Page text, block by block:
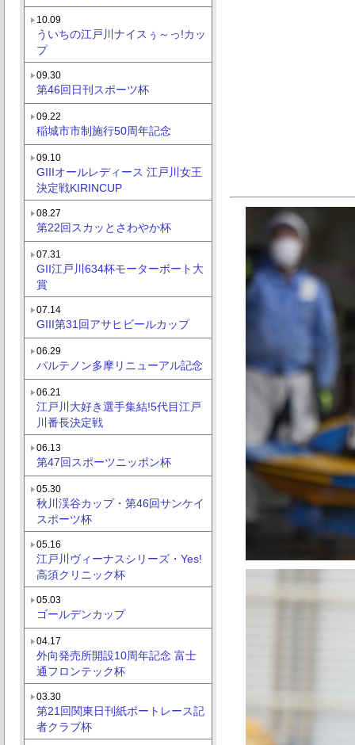
10.09
ういちの江戸川ナイスぅ～っ!カッ
プ
09.30
第46回日刊スポーツ杯
09.22
稲城市市制施行50周年記念
09.10
GIIIオールレディース 江戸川女王
決定戦KIRINCUP
08.27
第22回スカッとさわやか杯
07.31
GII江戸川634杯モーターボート大
賞
07.14
GIII第31回アサヒビールカップ
06.29
パルテノン多摩リニューアル記念
06.21
江戸川大好き選手集結!5代目江戸
川番長決定戦
06.13
第47回スポーツニッポン杯
05.30
秋川渓谷カップ・第46回サンケイ
スポーツ杯
05.16
江戸川ヴィーナスシリーズ・Yes!
高須クリニック杯
05.03
ゴールデンカップ
04.17
外向発売所開設10周年記念 富士
通フロンテック杯
03.30
第21回関東日刊紙ボートレース記
者クラブ杯